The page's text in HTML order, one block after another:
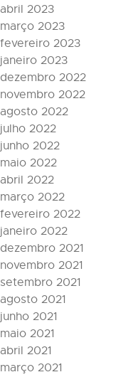
abril 2023
março 2023
fevereiro 2023
janeiro 2023
dezembro 2022
novembro 2022
agosto 2022
julho 2022
junho 2022
maio 2022
abril 2022
março 2022
fevereiro 2022
janeiro 2022
dezembro 2021
novembro 2021
setembro 2021
agosto 2021
junho 2021
maio 2021
abril 2021
março 2021